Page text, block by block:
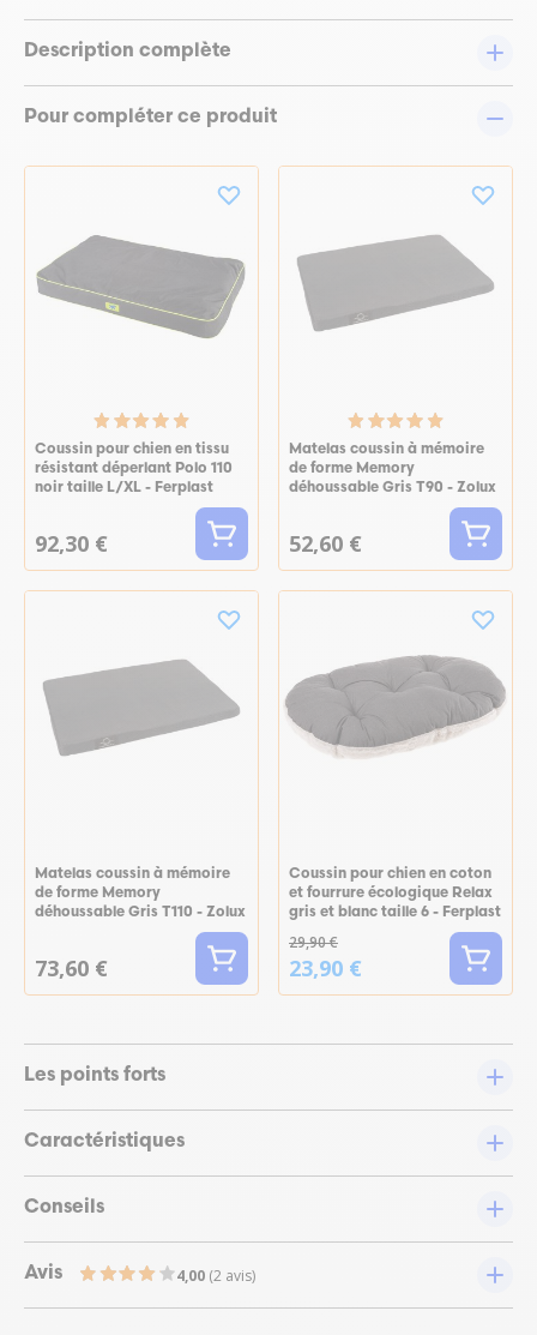
Description complète
Pour compléter ce produit
Coussin pour chien en tissu
résistant déperlant Polo 110
noir taille L/XL - Ferplast
92,30 €
Matelas coussin à mémoire
de forme Memory
déhoussable Gris T90 - Zolux
52,60 €
Matelas coussin à mémoire
de forme Memory
déhoussable Gris T110 - Zolux
73,60 €
Coussin pour chien en coton
et fourrure écologique Relax
gris et blanc taille 6 - Ferplast
29,90 €
23,90 €
Les points forts
Caractéristiques
Conseils
Avis 4,00 (2 avis)